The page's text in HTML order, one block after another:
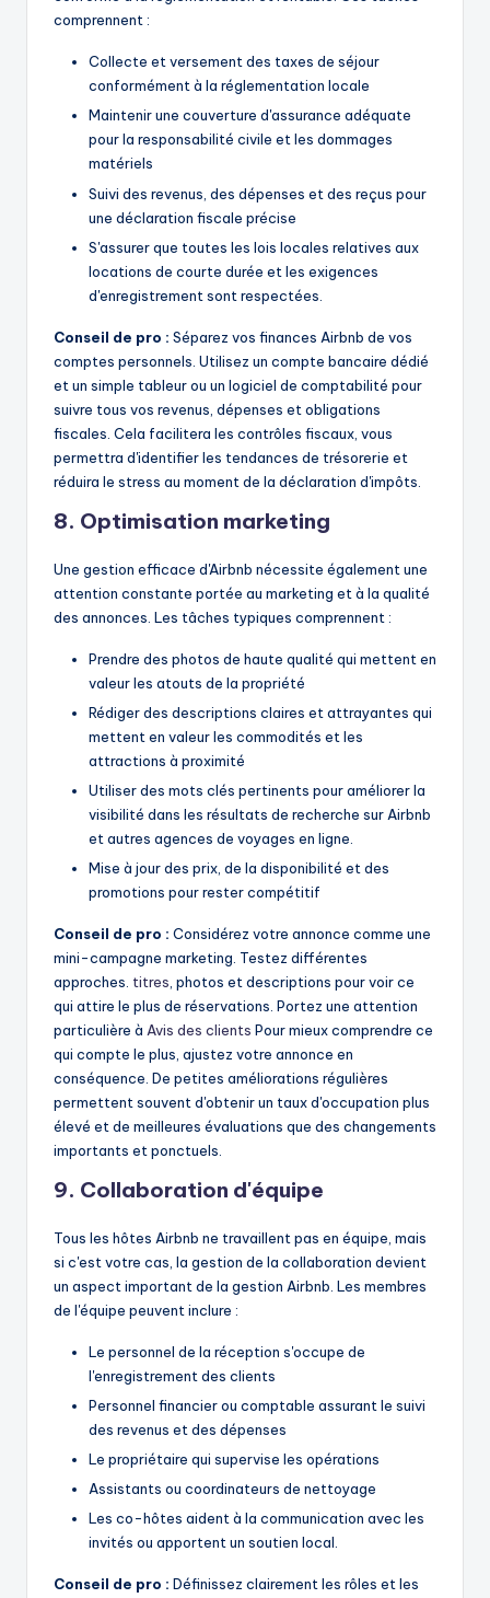
comprennent :
Collecte et versement des taxes de séjour
conformément à la réglementation locale
Maintenir une couverture d'assurance adéquate
pour la responsabilité civile et les dommages
matériels
Suivi des revenus, des dépenses et des reçus pour
une déclaration fiscale précise
S'assurer que toutes les lois locales relatives aux
locations de courte durée et les exigences
d'enregistrement sont respectées.
Conseil de pro : Séparez vos finances Airbnb de vos
comptes personnels. Utilisez un compte bancaire dédié
et un simple tableur ou un logiciel de comptabilité pour
suivre tous vos revenus, dépenses et obligations
fiscales. Cela facilitera les contrôles fiscaux, vous
permettra d'identifier les tendances de trésorerie et
réduira le stress au moment de la déclaration d'impôts.
8. Optimisation marketing
Une gestion efficace d'Airbnb nécessite également une
attention constante portée au marketing et à la qualité
des annonces. Les tâches typiques comprennent :
Prendre des photos de haute qualité qui mettent en
valeur les atouts de la propriété
Rédiger des descriptions claires et attrayantes qui
mettent en valeur les commodités et les
attractions à proximité
Utiliser des mots clés pertinents pour améliorer la
visibilité dans les résultats de recherche sur Airbnb
et autres agences de voyages en ligne.
Mise à jour des prix, de la disponibilité et des
promotions pour rester compétitif
Conseil de pro : Considérez votre annonce comme une
mini-campagne marketing. Testez différentes
approches. titres , photos et descriptions pour voir ce
qui attire le plus de réservations. Portez une attention
particulière à Avis des clients Pour mieux comprendre ce
qui compte le plus, ajustez votre annonce en
conséquence. De petites améliorations régulières
permettent souvent d'obtenir un taux d'occupation plus
élevé et de meilleures évaluations que des changements
importants et ponctuels.
9. Collaboration d'équipe
Tous les hôtes Airbnb ne travaillent pas en équipe, mais
si c'est votre cas, la gestion de la collaboration devient
un aspect important de la gestion Airbnb. Les membres
de l'équipe peuvent inclure :
Le personnel de la réception s'occupe de
l'enregistrement des clients
Personnel financier ou comptable assurant le suivi
des revenus et des dépenses
Le propriétaire qui supervise les opérations
Assistants ou coordinateurs de nettoyage
Les co-hôtes aident à la communication avec les
invités ou apportent un soutien local.
Conseil de pro : Définissez clairement les rôles et les